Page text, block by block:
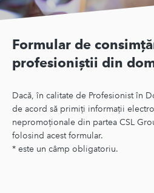
Formular de
profesioniștii din
Dacă, în calitate de Profesionist în
de acord să primiți informații
nepromoționale din partea CSL
folosind acest formular.
* este un câmp obligatoriu.